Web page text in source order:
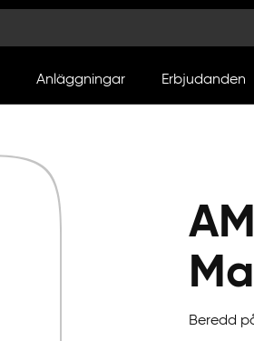
Anläggningar Erbjudanden
Beredd